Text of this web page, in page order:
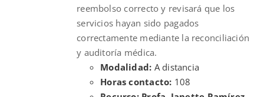
reembolso correcto y revisará que los
servicios hayan sido pagados
correctamente mediante la reconciliación
y auditoría médica.
Modalidad: A distancia
Horas contacto: 108